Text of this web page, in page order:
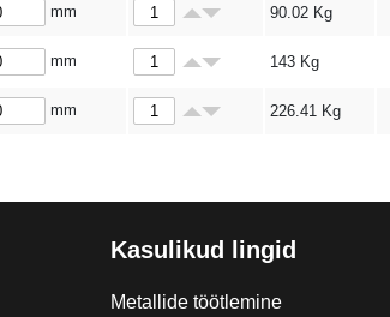
mm 90.02 Kg
mm 143 Kg
mm 226.41 Kg
Kasulikud lingid
Metallide töötlemine